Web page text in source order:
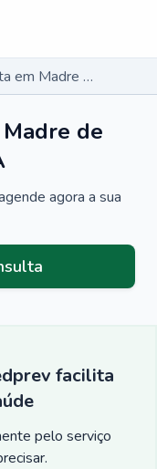
Pneumologista em Madre de Deus - BA
de
agora a sua
facilita
pelo serviço